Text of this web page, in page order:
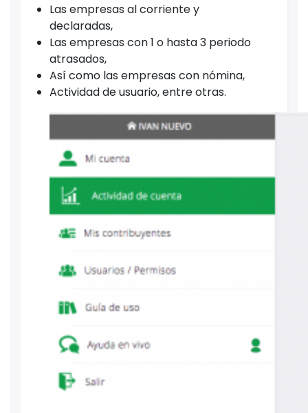
Las empresas al corriente y
declaradas,
Las empresas con 1 o hasta 3 periodo
atrasados,
Así como las empresas con nómina,
Actividad de usuario, entre otras.